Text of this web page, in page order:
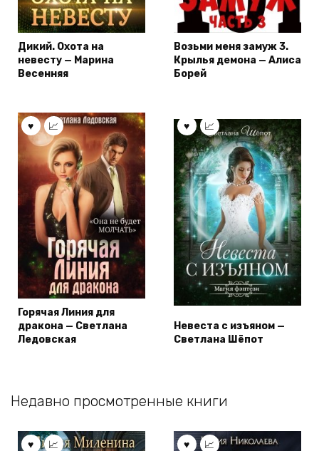
Дикий. Охота на
невесту — Марина
Весенняя
Возьми меня замуж 3.
Крылья демона — Алиса
Борей
Горячая Линия для
дракона — Светлана
Ледовская
Невеста с изъяном —
Светлана Шёпот
Недавно просмотренные книги